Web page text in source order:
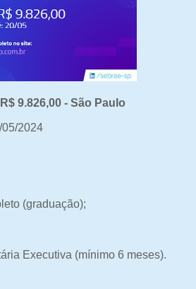
9.826,00 - São Paulo
05/2024
(graduação);
Executiva (mínimo 6 meses).